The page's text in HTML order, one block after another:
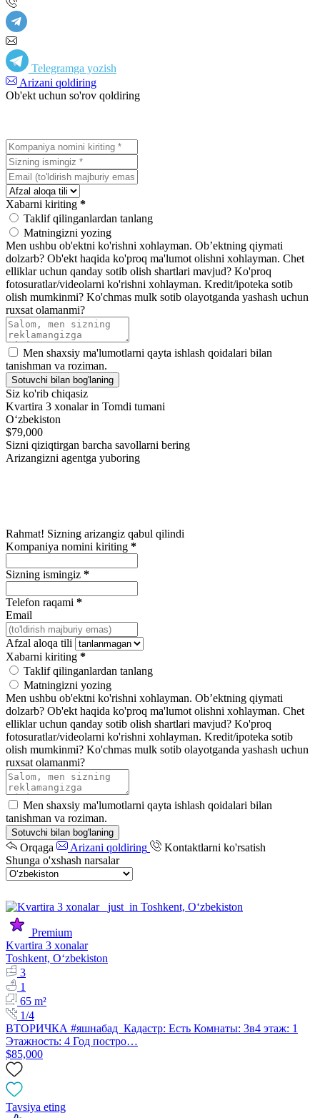
Telegramga yozish
Arizani qoldiring
Ob'ekt uchun so'rov qoldiring
Xabarni kiriting *
Taklif qilinganlardan tanlang
Matningizni yozing
Men ushbu ob'ektni ko'rishni xohlayman. Ob’ektning qiymati
dolzarb? Ob'ekt haqida ko'proq ma'lumot olishni xohlayman. Chet
elliklar uchun qanday sotib olish shartlari mavjud? Ko'proq
fotosuratlar/videolarni ko'rishni xohlayman. Kredit/ipoteka sotib
olish mumkinmi? Ko'chmas mulk sotib olayotganda yashash uchun
ruxsat olamanmi?
Men shaxsiy ma'lumotlarni qayta ishlash qoidalari bilan
tanishman va roziman.
Sotuvchi bilan bog'laning
Siz ko'rib chiqasiz
Kvartira 3 xonalar in Tomdi tumani
Oʻzbekiston
$79,000
Sizni qiziqtirgan barcha savollarni bering
Arizangizni agentga yuboring
Rahmat! Sizning arizangiz qabul qilindi
Kompaniya nomini kiriting *
Sizning ismingiz *
Telefon raqami *
Email
Afzal aloqa tili
Xabarni kiriting *
Taklif qilinganlardan tanlang
Matningizni yozing
Men ushbu ob'ektni ko'rishni xohlayman. Ob’ektning qiymati
dolzarb? Ob'ekt haqida ko'proq ma'lumot olishni xohlayman. Chet
elliklar uchun qanday sotib olish shartlari mavjud? Ko'proq
fotosuratlar/videolarni ko'rishni xohlayman. Kredit/ipoteka sotib
olish mumkinmi? Ko'chmas mulk sotib olayotganda yashash uchun
ruxsat olamanmi?
Men shaxsiy ma'lumotlarni qayta ishlash qoidalari bilan
tanishman va roziman.
Sotuvchi bilan bog'laning
Orqaga Arizani qoldiring
Kontaktlarni ko'rsatish
Shunga o'xshash narsalar
Premium
Kvartira 3 xonalar
Toshkent, Oʻzbekiston
3
1
65 m²
1/4
ВТОРИЧКА #яшнабад Кадастр: Есть Комнаты: 3в4 этаж: 1
Этажность: 4 Год постро…
$85,000
Tavsiya eting